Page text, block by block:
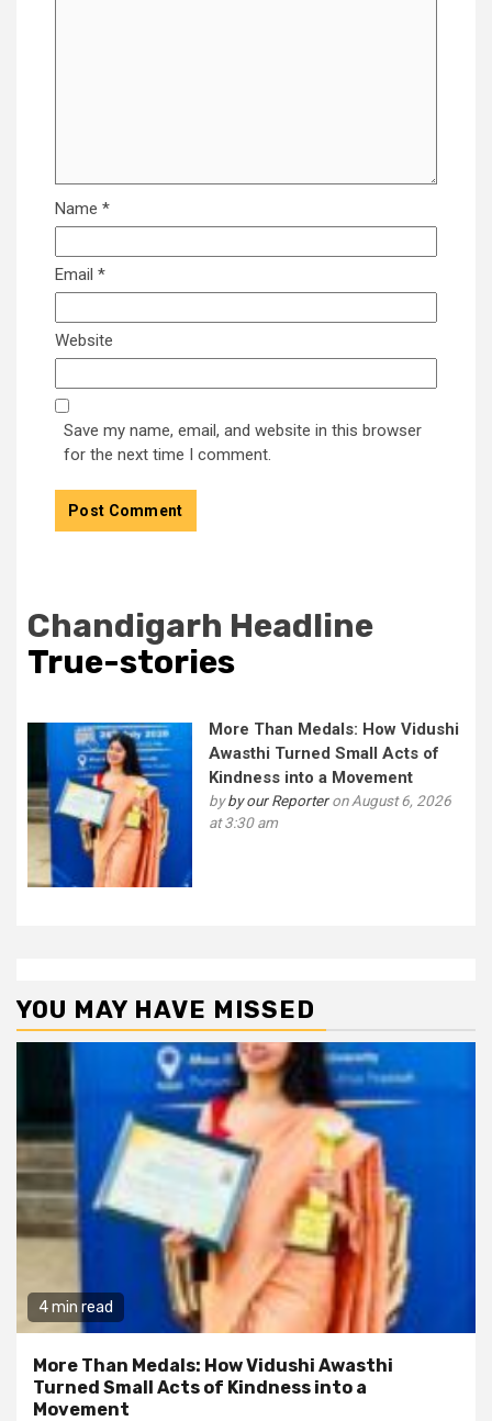
Name *
Email *
Website
Save my name, email, and website in this browser
for the next time I comment.
Chandigarh Headline
True-stories
More Than Medals: How Vidushi
Awasthi Turned Small Acts of
Kindness into a Movement
byby our Reporteron August 6, 2026
at 3:30 am
YOU MAY HAVE MISSED
4 min read
More Than Medals: How Vidushi Awasthi
Turned Small Acts of Kindness into a
Movement